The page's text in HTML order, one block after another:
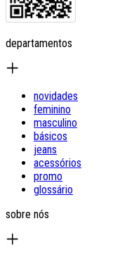
departamentos
novidades
feminino
masculino
básicos
jeans
acessórios
promo
glossário
sobre nós